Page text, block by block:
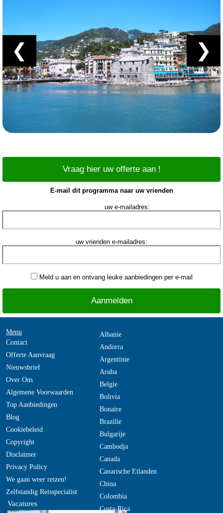
❮ ❯
Vraag hier uw offerte aan !
E-mail dit programma naar uw vrienden
uw e-mailadres:
uw vrienden e-mailadres:
Meld u aan en ontvang leuke aanbiedingen per e-mail
Menu
Contact
Offerte Aanvraag
Nieuwsbrief
Over Ons
Algemene Voorwaarden
Top Aanbiedingen
Blog
Cookiebeleid
Copyright
Disclaimer
Privacy Policy
We gaan weer reizen!
Zelfstandig Reisspecialist
Vacatures
Albanie
Andorra
Argentinie
Aruba
Belgie
Bolivia
Bonaire
Brazilie
Bulgarije
Cambodja
Canada
Canarische Eilanden
China
Colombia
Costa-Rica